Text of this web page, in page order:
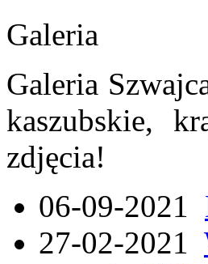
Galeria
Galeria
kaszubskie,
zdjęcia!
06-09-2021
27-02-2021